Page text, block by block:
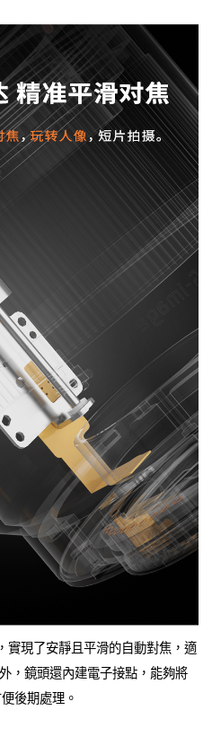
實現了安靜且平滑的自動對焦，適
，鏡頭還內建電子接點，能夠將
後期處理。